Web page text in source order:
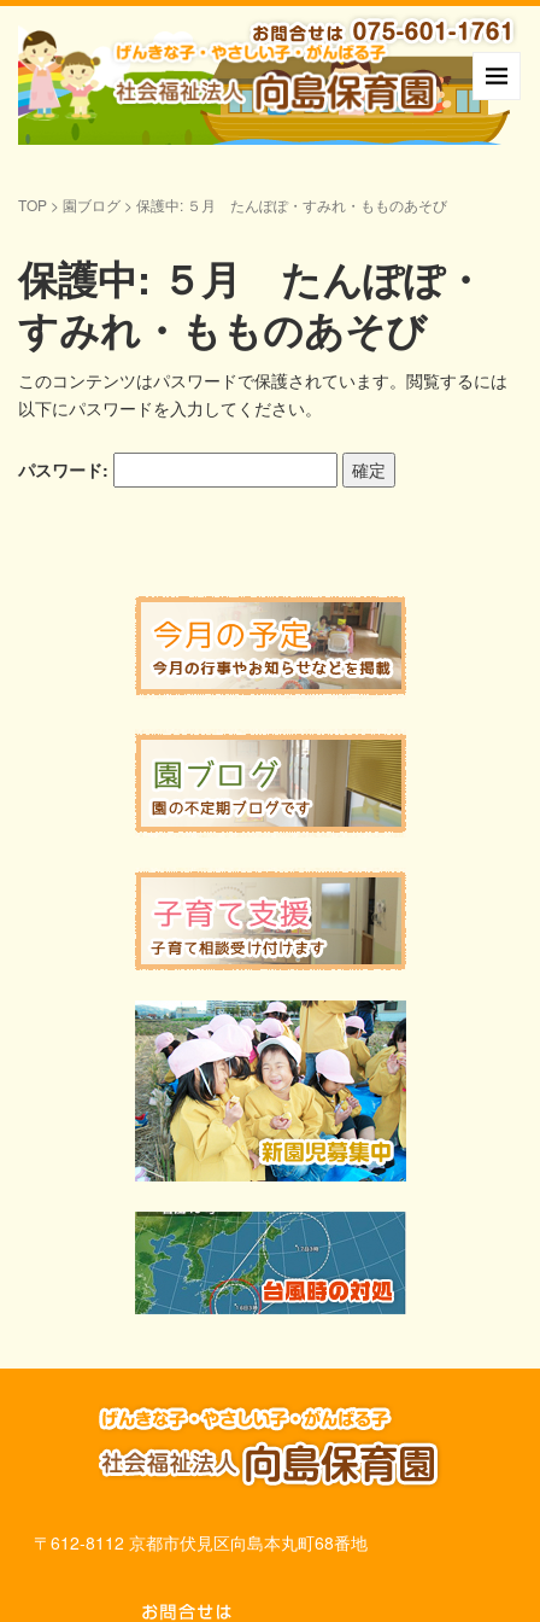
TOP > 園ブログ > 保護中: ５月 たんぽぽ・すみれ・もものあそび
保護中: ５月 たんぽぽ・
すみれ・もものあそび
このコンテンツはパスワードで保護されています。閲覧するには
以下にパスワードを入力してください。
パスワード:
〒612-8112 京都市伏見区向島本丸町68番地